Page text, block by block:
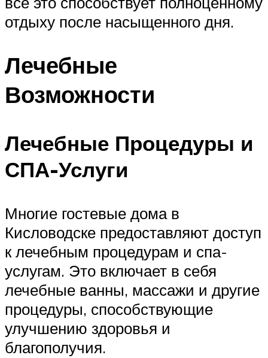
отдыху после насыщенного дня.
Лечебные
Возможности
Лечебные Процедуры и
СПА-Услуги
Многие гостевые дома в
Кисловодске предоставляют доступ
к лечебным процедурам и спа-
услугам. Это включает в себя
лечебные ванны, массажи и другие
процедуры, способствующие
улучшению здоровья и
благополучия.